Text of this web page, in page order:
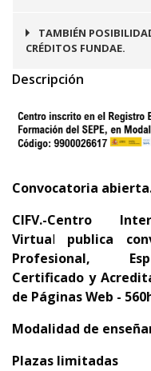
TAMBIÉN
CRÉDITOS FUNDAE.
Descripción
Convocatoria
CIFV.-Centro
Virtual publica
Profesional,
Certificado y
de Páginas Web -
Modalidad de
Plazas limitadas